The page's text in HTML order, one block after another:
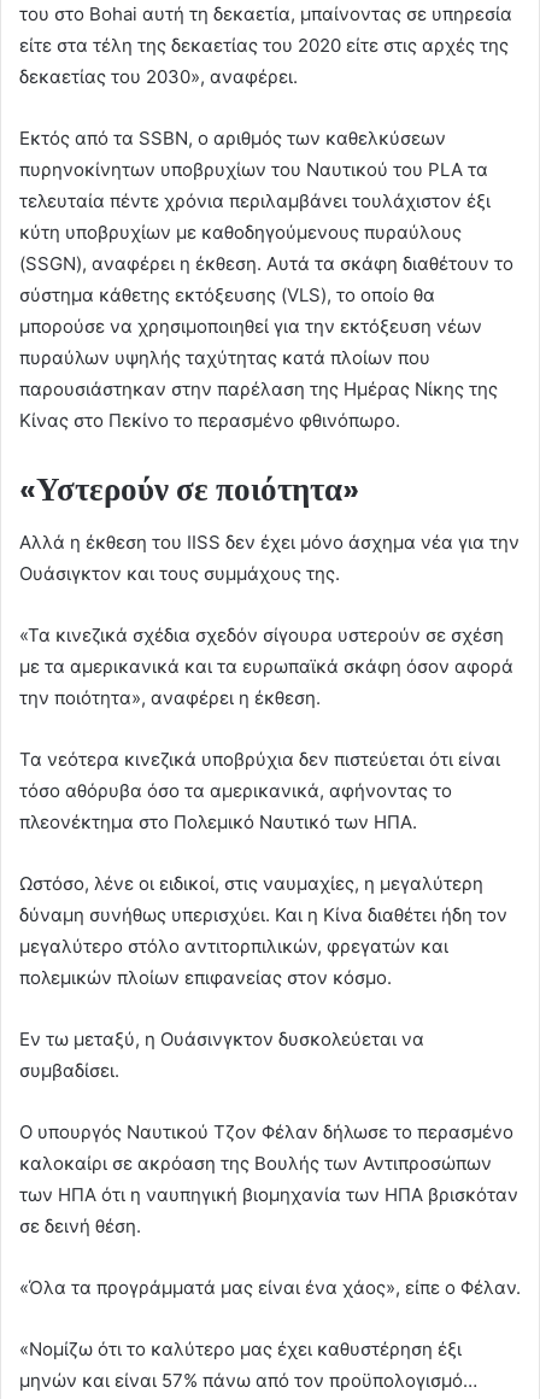
του στο Bohai αυτή τη δεκαετία, μπαίνοντας σε υπηρεσία
είτε στα τέλη της δεκαετίας του 2020 είτε στις αρχές της
δεκαετίας του 2030», αναφέρει.
Εκτός από τα SSBN, ο αριθμός των καθελκύσεων
πυρηνοκίνητων υποβρυχίων του Ναυτικού του PLA τα
τελευταία πέντε χρόνια περιλαμβάνει τουλάχιστον έξι
κύτη υποβρυχίων με καθοδηγούμενους πυραύλους
(SSGN), αναφέρει η έκθεση. Αυτά τα σκάφη διαθέτουν το
σύστημα κάθετης εκτόξευσης (VLS), το οποίο θα
μπορούσε να χρησιμοποιηθεί για την εκτόξευση νέων
πυραύλων υψηλής ταχύτητας κατά πλοίων που
παρουσιάστηκαν στην παρέλαση της Ημέρας Νίκης της
Κίνας στο Πεκίνο το περασμένο φθινόπωρο.
«Υστερούν σε ποιότητα»
Αλλά η έκθεση του IISS δεν έχει μόνο άσχημα νέα για την
Ουάσιγκτον και τους συμμάχους της.
«Τα κινεζικά σχέδια σχεδόν σίγουρα υστερούν σε σχέση
με τα αμερικανικά και τα ευρωπαϊκά σκάφη όσον αφορά
την ποιότητα», αναφέρει η έκθεση.
Τα νεότερα κινεζικά υποβρύχια δεν πιστεύεται ότι είναι
τόσο αθόρυβα όσο τα αμερικανικά, αφήνοντας το
πλεονέκτημα στο Πολεμικό Ναυτικό των ΗΠΑ.
Ωστόσο, λένε οι ειδικοί, στις ναυμαχίες, η μεγαλύτερη
δύναμη συνήθως υπερισχύει. Και η Κίνα διαθέτει ήδη τον
μεγαλύτερο στόλο αντιτορπιλικών, φρεγατών και
πολεμικών πλοίων επιφανείας στον κόσμο.
Εν τω μεταξύ, η Ουάσινγκτον δυσκολεύεται να
συμβαδίσει.
Ο υπουργός Ναυτικού Τζον Φέλαν δήλωσε το περασμένο
καλοκαίρι σε ακρόαση της Βουλής των Αντιπροσώπων
των ΗΠΑ ότι η ναυπηγική βιομηχανία των ΗΠΑ βρισκόταν
σε δεινή θέση.
«Όλα τα προγράμματά μας είναι ένα χάος», είπε ο Φέλαν.
«Νομίζω ότι το καλύτερο μας έχει καθυστέρηση έξι
μηνών και είναι 57% πάνω από τον προϋπολογισμό…